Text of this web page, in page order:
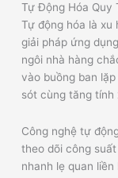
Tự Động Hóa Quy
Tự động hóa là
giải pháp ứng
ngôi nhà hàng
vào buồng ban
sót cùng tăng tính
Công nghệ tự
theo dõi công
nhanh lẹ quan